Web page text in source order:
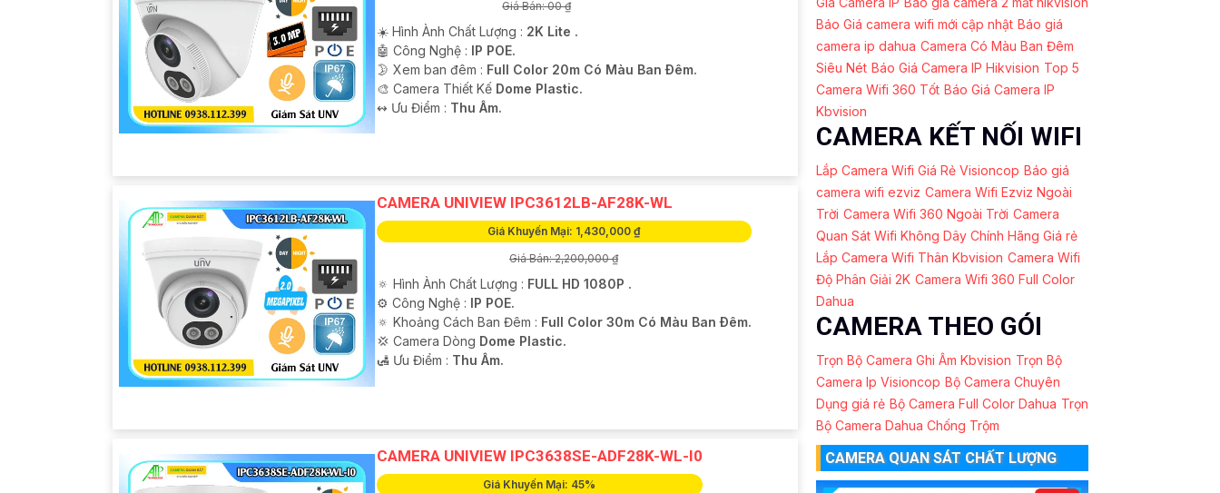
Giá Bán: 00 ₫
☀️ Hình Ành Chất Lượng : 2K Lite .
🤖️ Công Nghệ : IP POE.
🌛 Xem ban đêm : Full Color 20m Có Màu Ban Ðêm.
🎨 Camera Thiết Kế Dome Plastic.
️↭ Ưu Điểm : Thu Âm.
CAMERA UNIVIEW IPC3612LB-AF28K-WL
Giá Khuyến Mại: 1,430,000 ₫
Giá Bán: 2,200,000 ₫
🔅 Hình Ành Chất Lượng : FULL HD 1080P .
⚙ Công Nghệ : IP POE.
🔅 Khoảng Cách Ban Đêm : Full Color 30m Có Màu Ban Ðêm.
💢 Camera Dòng Dome Plastic.
️🛃 Ưu Điểm : Thu Âm.
CAMERA UNIVIEW IPC3638SE-ADF28K-WL-I0
Giá Khuyến Mại: 45%
Báo Giá camera wifi mới cập nhật Báo giá
camera ip dahua Camera Có Màu Ban Đêm
Siêu Nét Báo Giá Camera IP Hikvision Top 5
Camera Wifi 360 Tốt Báo Giá Camera IP
Kbvision
CAMERA KẾT NỐI WIFI
Lắp Camera Wifi Giá Rẻ Visioncop Báo giá
camera wifi ezviz Camera Wifi Ezviz Ngoài
Trời Camera Wifi 360 Ngoài Trời Camera
Quan Sát Wifi Không Dây Chính Hãng Giá rẻ
Lắp Camera Wifi Thân Kbvision Camera Wifi
Độ Phân Giải 2K Camera Wifi 360 Full Color
Dahua
CAMERA THEO GÓI
Trọn Bộ Camera Ghi Âm Kbvision Trọn Bộ
Camera Ip Visioncop Bộ Camera Chuyên
Dụng giá rẻ Bộ Camera Full Color Dahua Trọn
Bộ Camera Dahua Chống Trộm
CAMERA QUAN SÁT CHẤT LƯỢNG